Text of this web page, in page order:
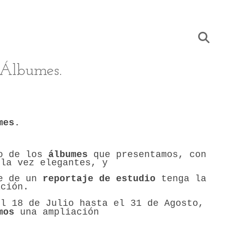
de los álbumes que presentamos, con
vez elegantes, y
de un reportaje de estudio tenga la
de Julio hasta el 31 de Agosto,
una ampliación